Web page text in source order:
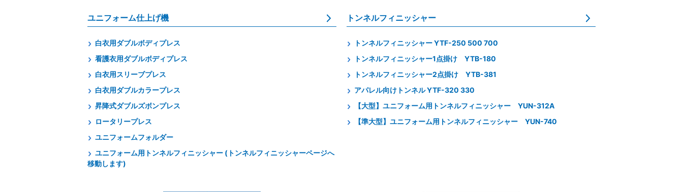
ユニフォーム仕上げ機
白衣用ダブルボディプレス
看護衣用ダブルボディプレス
白衣用スリーブプレス
白衣用ダブルカラープレス
昇降式ダブルズボンプレス
ロータリープレス
ユニフォームフォルダー
ユニフォーム用トンネルフィニッシャー (トンネルフィニッシャーページへ
移動します)
トンネルフィニッシャー
トンネルフィニッシャー YTF-250 500 700
トンネルフィニッシャー1点掛け YTB-180
トンネルフィニッシャー2点掛け YTB-381
アパレル向けトンネル YTF-320 330
【大型】ユニフォーム用トンネルフィニッシャー YUN-312A
【準大型】ユニフォーム用トンネルフィニッシャー YUN-740